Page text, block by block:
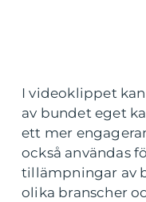
I videoklippet
av bundet eget
ett mer
också användas
tillämpningar av
olika branscher